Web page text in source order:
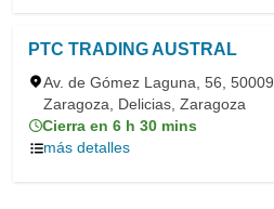
PTC TRADING AUSTRAL
Av. de Gómez Laguna, 56, 50009,
Zaragoza, Delicias, Zaragoza
Cierra en 6 h 30 mins
más detalles